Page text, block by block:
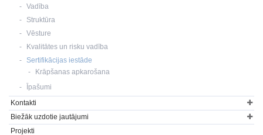
Vadība
Struktūra
Vēsture
Kvalitātes un risku vadība
Sertifikācijas iestāde
Krāpšanas apkarošana
Īpašumi
Kontakti
Biežāk uzdotie jautājumi
Projekti